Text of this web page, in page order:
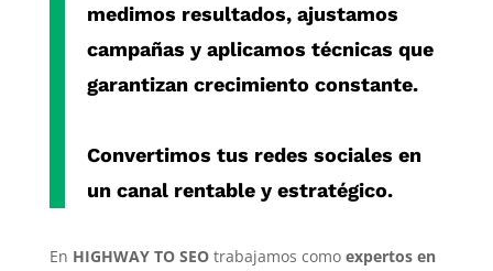
medimos resultados, ajustamos
campañas y aplicamos técnicas que
garantizan crecimiento constante.
Convertimos tus redes sociales en
un canal rentable y estratégico.
En HIGHWAY TO SEOtrabajamos como expertos en